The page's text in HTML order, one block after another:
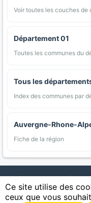
Voir toutes les couches de
Département 01
Toutes les communes du
Tous les
Index des communes par
Auvergne-Rhone-
Fiche de la région
AgriMap — Données
Appellations | Regions |
Littoral | Espaces naturels
Ce site utilise des
ceux que vous